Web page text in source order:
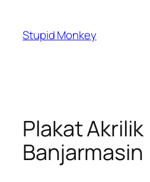
content
Stupid Monkey
Plakat Akrilik
Banjarmasin